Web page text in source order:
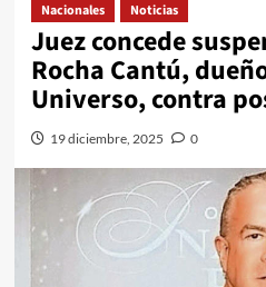
Nacionales Noticias
Juez concede
Rocha Cantú,
Universo, contra
19 diciembre, 2025 0